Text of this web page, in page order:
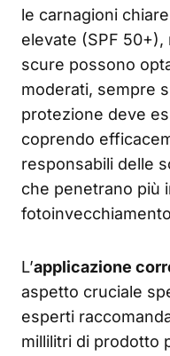
le carnagioni
elevate (SPF
scure possono
moderati, sempre
protezione deve
coprendo
responsabili delle
che penetrano più
L’applicazione
aspetto cruciale
esperti
millilitri di prodotto